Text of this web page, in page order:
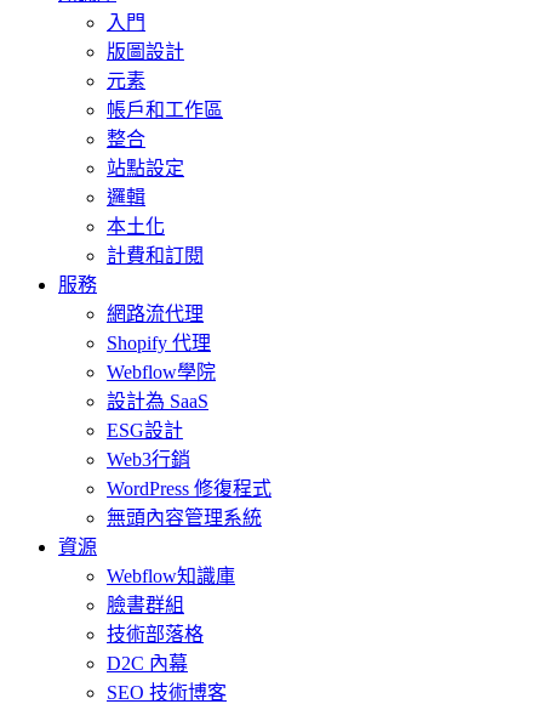
入門
版圖設計
元素
帳戶和工作區
整合
站點設定
邏輯
本土化
計費和訂閱
服務
網路流代理
Shopify 代理
Webflow學院
設計為 SaaS
ESG設計
Web3行銷
WordPress 修復程式
無頭內容管理系統
資源
Webflow知識庫
臉書群組
技術部落格
D2C 內幕
SEO 技術博客